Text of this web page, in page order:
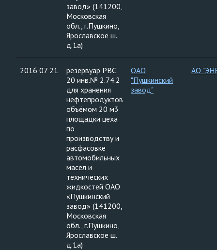
завод» (141200,
Московская
обл., г.Пушкино,
Ярославское ш.
д.1а)
2016 07 21
резервуар РВС
20 инв.№ 2.74.2
для хранения
нефтепродуктов
объёмом 20 м3
площадки цеха
по
производству и
расфасовке
автомобильных
масел и
технических
жидкостей ОАО
«Пушкинский
завод» (141200,
Московская
обл., г.Пушкино,
Ярославское ш.
д.1а)
ОАО
"Пушкинский
завод"
АО